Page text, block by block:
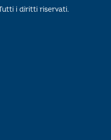
i diritti riservati.